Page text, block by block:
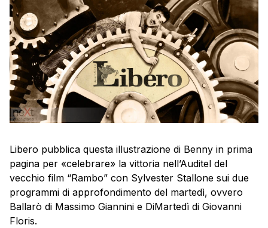
Libero pubblica questa illustrazione di Benny in prima
pagina per «celebrare» la vittoria nell’Auditel del
vecchio film “Rambo” con Sylvester Stallone sui due
programmi di approfondimento del martedì, ovvero
Ballarò di Massimo Giannini e DiMartedì di Giovanni
Floris.